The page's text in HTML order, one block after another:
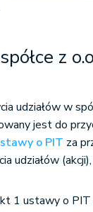
z
udziałów w
jest do
o PIT za
udziałów
1 ustawy o PIT